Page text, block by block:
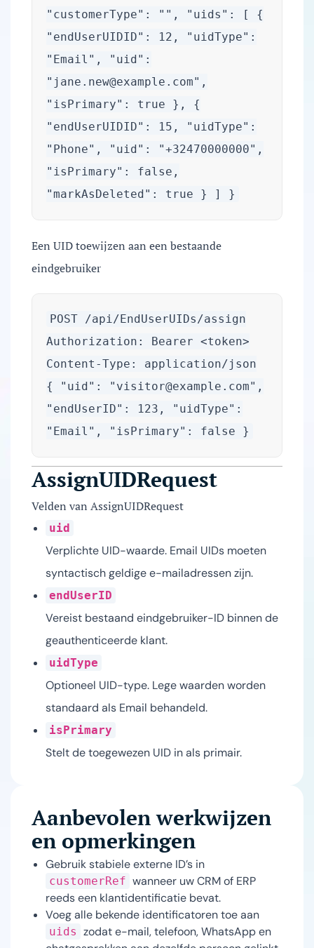
"customerType": "", "uids": [ {
"endUserUIDID": 12, "uidType":
"Email", "uid":
" jane.new@example.com",
"isPrimary": true }, {
"endUserUIDID": 15, "uidType":
"Phone", "uid": "+32470000000",
"isPrimary": false,
"markAsDeleted": true } ] }
Een UID toewijzen aan een bestaande
eindgebruiker
POST /api/EndUserUIDs/assign
Authorization: Bearer <token>
Content-Type: application/json
{ "uid": " visitor@example.com",
"endUserID": 123, "uidType":
"Email", "isPrimary": false }
AssignUIDRequest
Velden van AssignUIDRequest
uid
Verplichte UID-waarde. Email UIDs moeten
syntactisch geldige e-mailadressen zijn.
endUserID
Vereist bestaand eindgebruiker-ID binnen de
geauthenticeerde klant.
uidType
Optioneel UID-type. Lege waarden worden
standaard als Email behandeld.
isPrimary
Stelt de toegewezen UID in als primair.
Aanbevolen werkwijzen
en opmerkingen
Gebruik stabiele externe ID’s in
customerRef wanneer uw CRM of ERP
reeds een klantidentificatie bevat.
Voeg alle bekende identificatoren toe aan
uids zodat e-mail, telefoon, WhatsApp en